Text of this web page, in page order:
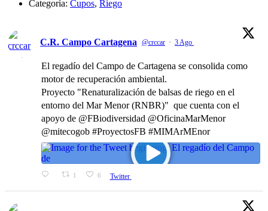
Categoría: Cupos, Riego
C.R. Campo Cartagena @crccar · 3 Ago
El regadío del Campo de Cartagena se consolida como
motor de recuperación ambiental.
Proyecto "Renaturalización de balsas de riego en el
entorno del Mar Menor (RNBR)" que cuenta con el
apoyo de @FBiodiversidad @OficinaMarMenor
@mitecogob #ProyectosFB #MIMArMEnor
1 6 Twitter